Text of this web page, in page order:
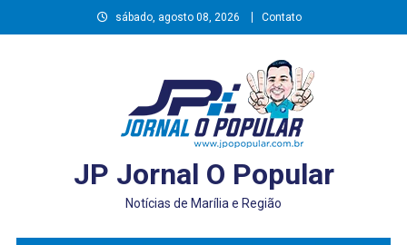
to
sábado, agosto 08, 2026 Contato
JP Jornal O Popular
Notícias de Marília e Região